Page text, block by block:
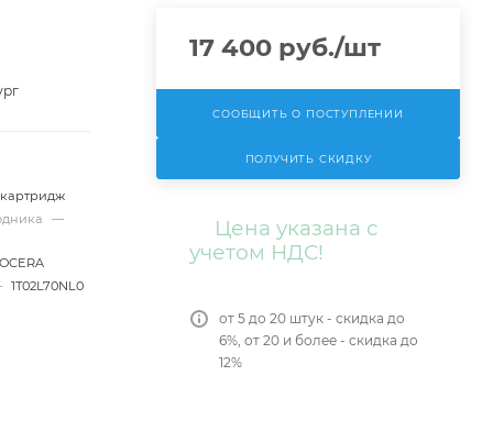
—
1T02L70NL0
17 400 руб./шт
СООБЩИТЬ О ПОСТУПЛЕНИИ
ПОЛУЧИТЬ СКИДКУ
Цена указана с
учетом НДС!
от 5 до 20 штук - скидка до
6%, от 20 и более - скидка до
12%